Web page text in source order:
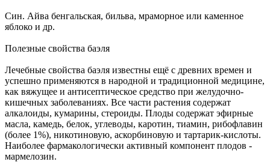
Син. Айва бенгальская, бильва, мраморное или каменное
яблоко и др.
Полезные свойства баэля
Лечебные свойства баэля известны ещё с древних времен и
успешно применяются в народной и традиционной медицине,
как вяжущее и антисептическое средство при желудочно-
кишечных заболеваниях. Все части растения содержат
алкалоиды, кумарины, стероиды. Плоды содержат эфирные
масла, камедь, белок, углеводы, каротин, тиамин, рибофлавин
(более 1%), никотиновую, аскорбиновую и тартарик-кислоты.
Наиболее фармакологически активный компонент плодов -
мармелозин.